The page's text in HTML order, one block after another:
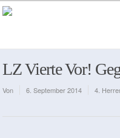
LZ Vierte Vor!
Von 6. September 2014 4.